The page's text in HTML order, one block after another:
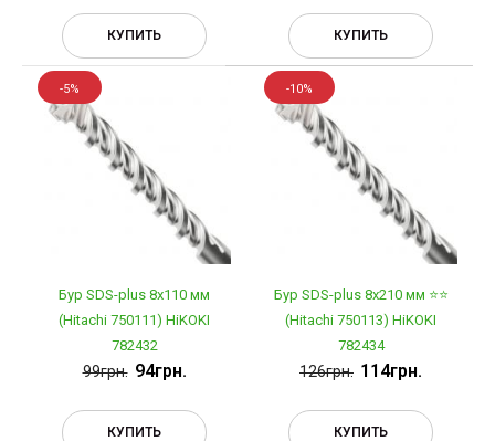
КУПИТЬ КУПИТЬ
-5%
Бур SDS-plus 8х110 мм
(Hitachi 750111) HiKOKI
782432
99грн. 94грн.
КУПИТЬ
-10%
Бур SDS-plus 8х210 мм ⭐️⭐️
(Hitachi 750113) HiKOKI
782434
126грн. 114грн.
КУПИТЬ